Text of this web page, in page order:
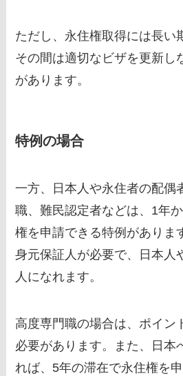
ただし、永住権取得には長い
その間は適切なビザを更新し
があります。
特例の場合
一方、日本人や永住者の配偶
職、難民認定者などは、1年
権を申請できる特例がありま
身元保証人が必要で、日本人
人になれます。
高度専門職の場合は、ポイン
必要があります。また、日本
れば、5年の滞在で永住権を